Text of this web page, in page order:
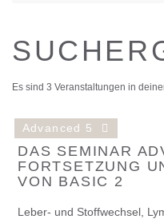
Es sind 3 Veranstaltungen in
Advanced 5
DAS SEMINAR
FORTSETZUNG
VON BASIC 2
Leber- und Stoffwechsel,